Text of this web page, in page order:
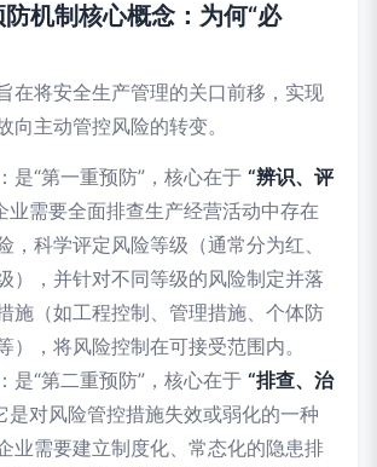
机制核心概念：为何“必
在将安全生产管理的关口前移，实现
向主动管控风险的转变。
：是“第一重预防”，核心在于 “辨识、评
业需要全面排查生产经营活动中存在
，科学评定风险等级（通常分为红、
），并针对不同等级的风险制定并落
施（如工程控制、管理措施、个体防
），将风险控制在可接受范围内。
：是“第二重预防”，核心在于 “排查、治
是对风险管控措施失效或弱化的一种
业需要建立制度化、常态化的隐患排